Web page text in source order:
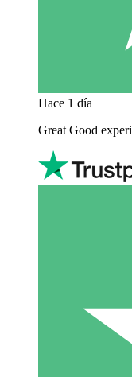
Hace 1 día
Great Good